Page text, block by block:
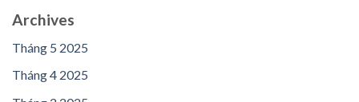
Archives
Tháng 5 2025
Tháng 4 2025